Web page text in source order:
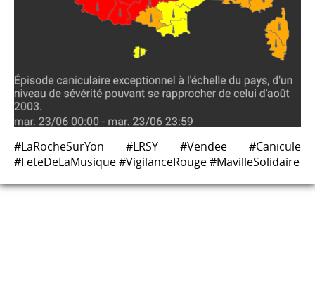
#LaRocheSurYon #LRSY #Vendee #Canicule
#FeteDeLaMusique #VigilanceRouge #MavilleSolidaire